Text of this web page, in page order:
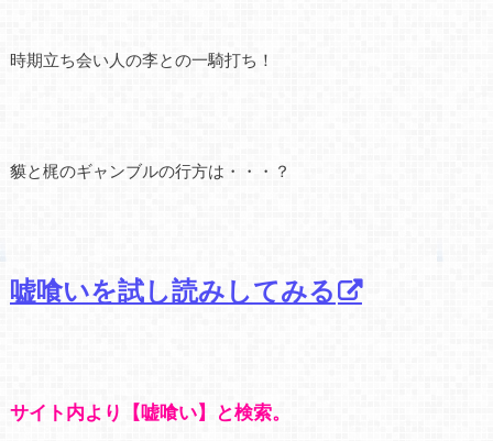
時期立ち会い人の李との一騎打ち！
貘と梶のギャンブルの行方は・・・？
嘘喰いを試し読みしてみる
サイト内より【嘘喰い】と検索。